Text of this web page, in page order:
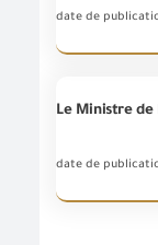
date de
date de